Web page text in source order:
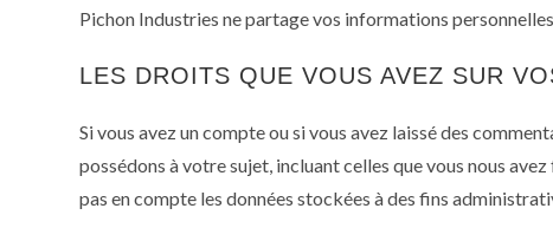
Pichon Industries ne partage vos informations
LES DROITS QUE VOUS AVEZ SUR
Si vous avez un compte ou si vous avez laissé des
possédons à votre sujet, incluant celles que vous nous
pas en compte les données stockées à des fins